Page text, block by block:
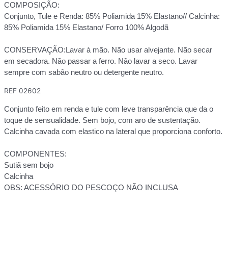
COMPOSIÇÃO:
Conjunto, Tule e Renda: 85% Poliamida 15% Elastano// Calcinha:
85% Poliamida 15% Elastano/ Forro 100% Algodã
CONSERVAÇÃO:Lavar à mão. Não usar alvejante. Não secar
em secadora. Não passar a ferro. Não lavar a seco. Lavar
sempre com sabão neutro ou detergente neutro.
REF 02602
Conjunto feito em renda e tule com leve transparência que da o
toque de sensualidade. Sem bojo, com aro de sustentação.
Calcinha cavada com elastico na lateral que proporciona conforto.
COMPONENTES:
Sutiã sem bojo
Calcinha
OBS: ACESSÓRIO DO PESCOÇO NÃO INCLUSA